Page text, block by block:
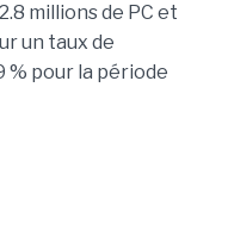
millions de PC et
un taux de
% pour la période